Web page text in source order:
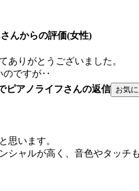
んからの評価(女性)
ありがとうございました。
のですが‥
ピアノライフさんの返信
思います。
ャルが高く、音色やタッチ